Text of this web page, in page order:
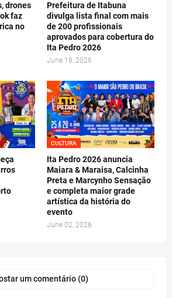
drones
faz
no
Prefeitura de Itabuna
divulga lista final com mais
de 200 profissionais
aprovados para cobertura do
Ita Pedro 2026
June 18, 2026
CULTURA
Ita Pedro 2026 anuncia
Maiara & Maraisa, Calcinha
Preta e Marcynho Sensação
e completa maior grade
artística da história do
evento
June 02, 2026
um comentário (0)